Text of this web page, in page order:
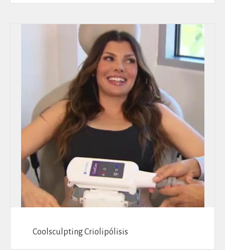
Coolsculpting Criolipólisis